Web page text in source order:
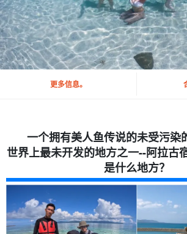
更多信息。
一个拥有美人鱼传说的未受污染
世界上最未开发的地方之一--阿拉古
是什么地方？